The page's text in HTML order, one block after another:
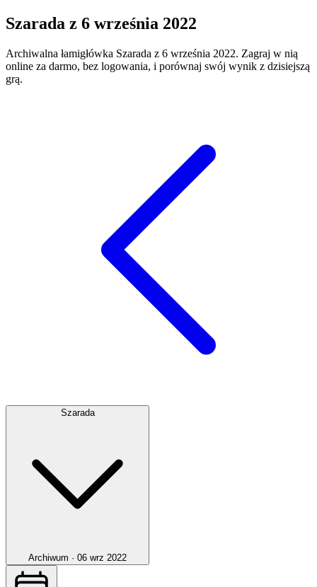
Szarada z 6 września 2022
Archiwalna łamigłówka Szarada z 6 września 2022. Zagraj w nią
online za darmo, bez logowania, i porównaj swój wynik z dzisiejszą
grą.
Szarada
Archiwum · 06 wrz 2022